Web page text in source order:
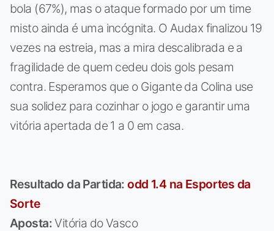
bola (67%), mas o ataque formado por um time
misto ainda é uma incógnita. O Audax finalizou 19
vezes na estreia, mas a mira descalibrada e a
fragilidade de quem cedeu dois gols pesam
contra. Esperamos que o Gigante da Colina use
sua solidez para cozinhar o jogo e garantir uma
vitória apertada de 1 a 0 em casa.
Resultado da Partida:odd 1.4 na Esportes da
Sorte
Aposta:Vitória do Vasco